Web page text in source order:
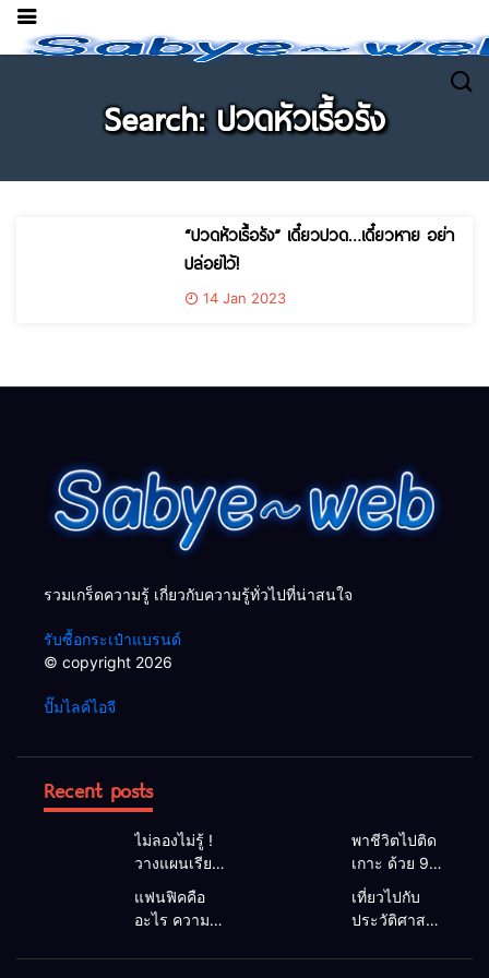
Search: ปวดหัวเรื้อรัง
“ปวดหัวเรื้อรัง” เดี๋ยวปวด…เดี๋ยวหาย อย่า
ปล่อยไว้!
14 Jan 2023
รวมเกร็ดความรู้ เกี่ยวกับความรู้ทั่วไปที่น่าสนใจ
รับซื้อกระเป๋าแบรนด์
© copyright 2026
ปั๊มไลค์ไอจี
Recent posts
ไม่ลองไม่รู้ !
วางแผนเรียน
ต่อ ป.ตรี ต่าง
ประเทศ เพื่อ
อนาคตของ
คุณ
พาชีวิตไปติด
เกาะ ด้วย 9
เกาะกระบี่วิว
สวย
บรรยากาศดี
จนอยากอยู่อีก
แฟนฟิคคือ
อะไร ความ
คนไม่เคยรู้
เที่ยวไปกับ
ประวัติศาสตร์
เที่ยวที่น่า